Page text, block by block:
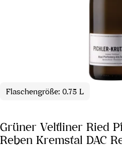
Flaschengröße: 0.75 L
Grüner Veltliner Ried
Reben Kremstal DAC